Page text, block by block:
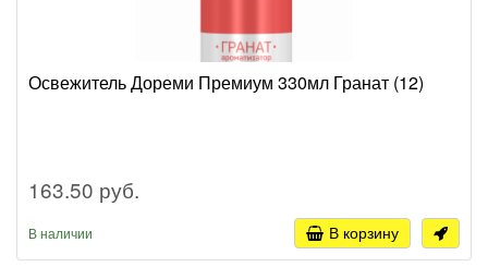
Освежитель Дореми Премиум 330мл Гранат (12)
163.50 руб.
В наличии В корзину